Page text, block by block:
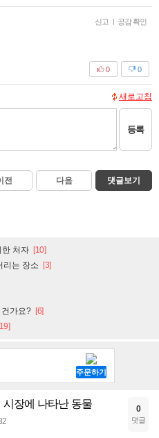
신고 | 공감 확인
0
0
새로고침
등록
전 다음 댓글보기
한 처자 [10]
리는 장소 [3]
가요? [6]
시장에 나타난 동물 0
댓글